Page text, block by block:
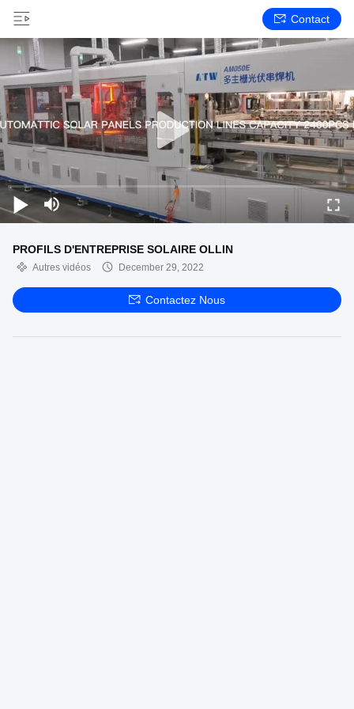
Contact
PROFILS D'ENTREPRISE SOLAIRE OLLIN
Autres vidéos December 29, 2022
Contactez Nous